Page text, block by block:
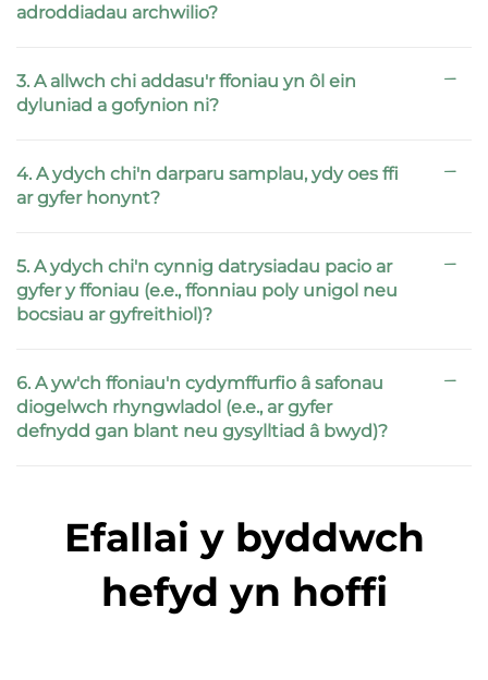
adroddiadau archwilio?
3. A allwch chi addasu'r ffoniau yn ôl ein
dyluniad a gofynion ni?
4. A ydych chi'n darparu samplau, ydy oes ffi
ar gyfer honynt?
5. A ydych chi'n cynnig datrysiadau pacio ar
gyfer y ffoniau (e.e., ffonniau poly unigol neu
bocsiau ar gyfreithiol)?
6. A yw'ch ffoniau'n cydymffurfio â safonau
diogelwch rhyngwladol (e.e., ar gyfer
defnydd gan blant neu gysylltiad â bwyd)?
Efallai y byddwch
hefyd yn hoffi